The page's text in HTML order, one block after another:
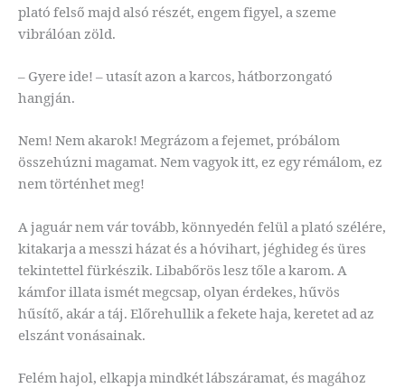
plató felső majd alsó részét, engem figyel, a szeme
vibrálóan zöld.
– Gyere ide! – utasít azon a karcos, hátborzongató
hangján.
Nem! Nem akarok! Megrázom a fejemet, próbálom
összehúzni magamat. Nem vagyok itt, ez egy rémálom, ez
nem történhet meg!
A jaguár nem vár tovább, könnyedén felül a plató szélére,
kitakarja a messzi házat és a hóvihart, jéghideg és üres
tekintettel fürkészik. Libabőrös lesz tőle a karom. A
kámfor illata ismét megcsap, olyan érdekes, hűvös
hűsítő, akár a táj. Előrehullik a fekete haja, keretet ad az
elszánt vonásainak.
Felém hajol, elkapja mindkét lábszáramat, és magához